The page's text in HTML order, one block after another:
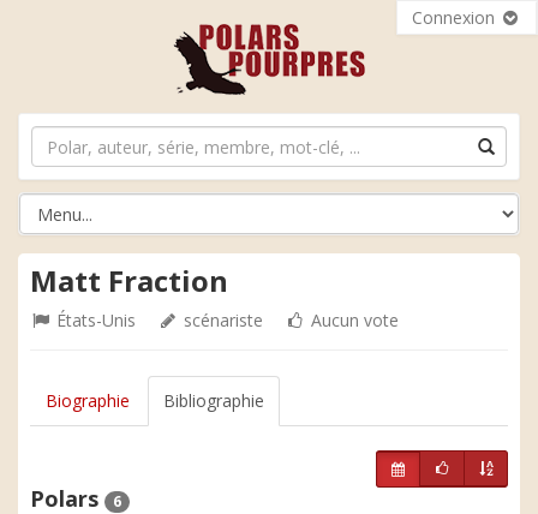
Connexion
Matt Fraction
États-Unis scénariste Aucun vote
Biographie Bibliographie
Polars 6